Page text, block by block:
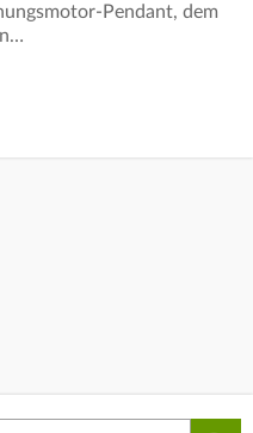
Pendant, dem